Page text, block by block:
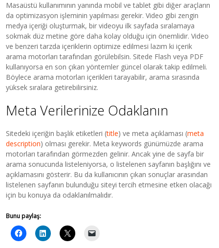
Masaüstü kullanımının yanında mobil ve tablet gibi diğer araçların
da optimizasyon işleminin yapılması gerekir. Video gibi zengin
medya içeriği oluşturmak, bir videoyu ilk sayfada sıralamaya
sokmak düz metine göre daha kolay olduğu için önemlidir. Video
ve benzeri tarzda içeriklerin optimize edilmesi lazım ki içerik
arama motorları tarafından görülebilsin. Sitede Flash veya PDF
kullanıyorsa en son çıkan yöntemler güncel olarak takip edilmeli.
Böylece arama motorları içerikleri tarayabilir, arama sırasında
yüksek sıralara getirebilirsiniz.
Meta Verilerinize Odaklanın
Sitedeki içeriğin başlık etiketleri (title) ve meta açıklaması (meta
description) olması gerekir. Meta keywords günümüzde arama
motorları tarafından görmezden gelinir. Ancak yine de sayfa bir
arama sonucunda listeleniyorsa, o listelenen sayfanın başlığını ve
açıklamasını gösterir. Bu da kullanıcının çıkan sonuçlar arasından
listelenen sayfanın bulunduğu siteyi tercih etmesine etken olacağı
için bu konuya da odaklanılmalıdır.
Bunu paylaş: